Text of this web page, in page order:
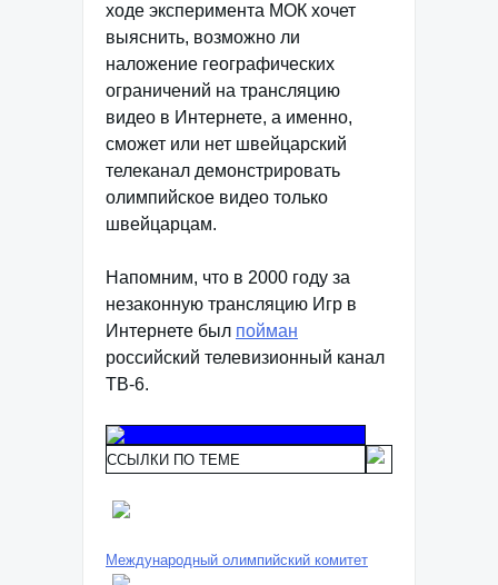
ходе эксперимента МОК хочет
выяснить, возможно ли
наложение географических
ограничений на трансляцию
видео в Интернете, а именно,
сможет или нет швейцарский
телеканал демонстрировать
олимпийское видео только
швейцарцам.
Напомним, что в 2000 году за
незаконную трансляцию Игр в
Интернете был пойман
российский телевизионный канал
ТВ-6.
ССЫЛКИ ПО ТЕМЕ
Международный олимпийский комитет